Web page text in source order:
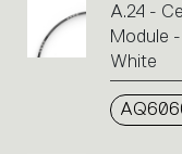
A.24 -
Module
White